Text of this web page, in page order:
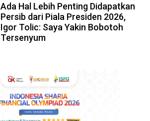
Ada Hal Lebih Penting Didapatkan
Persib dari Piala Presiden 2026,
Igor Tolic: Saya Yakin Bobotoh
Tersenyum